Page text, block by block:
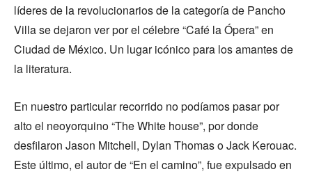
líderes de la revolucionarios de la categoría de Pancho
Villa se dejaron ver por el célebre “Café la Ópera” en
Ciudad de México. Un lugar icónico para los amantes de
la literatura.
En nuestro particular recorrido no podíamos pasar por
alto el neoyorquino “The White house”, por donde
desfilaron Jason Mitchell, Dylan Thomas o Jack Kerouac.
Este último, el autor de “En el camino”, fue expulsado en